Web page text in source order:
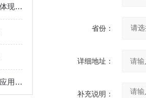
接触镜中心厚度测量仪的优点体现在哪里
隐形眼镜光学分析仪的原理与应用解析
省份：
详细地址：
补充说明：